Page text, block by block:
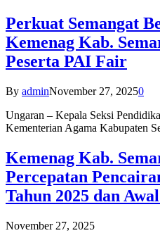
Perkuat Semangat
Kemenag Kab.
Peserta PAI Fair
By adminNovember 27, 20250
Ungaran – Kepala Seksi
Kementerian Agama Kabupaten
Kemenag Kab.
Percepatan
Tahun 2025 dan
November 27, 2025